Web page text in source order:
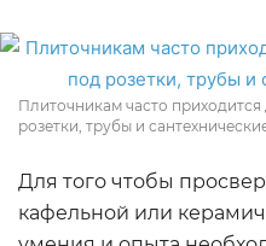
Плиточникам часто приходится
розетки, трубы и
Для того чтобы
кафельной или